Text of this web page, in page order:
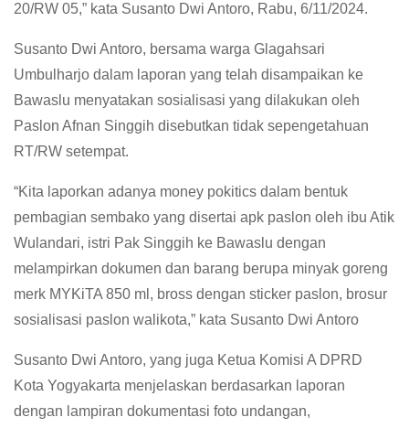
20/RW 05,” kata Susanto Dwi Antoro, Rabu, 6/11/2024.
Susanto Dwi Antoro, bersama warga Glagahsari
Umbulharjo dalam laporan yang telah disampaikan ke
Bawaslu menyatakan sosialisasi yang dilakukan oleh
Paslon Afnan Singgih disebutkan tidak sepengetahuan
RT/RW setempat.
“Kita laporkan adanya money pokitics dalam bentuk
pembagian sembako yang disertai apk paslon oleh ibu Atik
Wulandari, istri Pak Singgih ke Bawaslu dengan
melampirkan dokumen dan barang berupa minyak goreng
merk MYKiTA 850 ml, bross dengan sticker paslon, brosur
sosialisasi paslon walikota,” kata Susanto Dwi Antoro
Susanto Dwi Antoro, yang juga Ketua Komisi A DPRD
Kota Yogyakarta menjelaskan berdasarkan laporan
dengan lampiran dokumentasi foto undangan,